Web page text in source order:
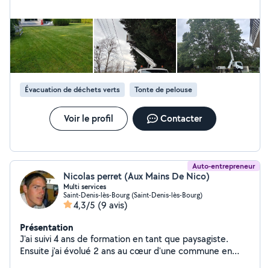
Évacuation de déchets verts Tonte de pelouse
Voir le profil Contacter
Auto-entrepreneur
Nicolas perret (Aux Mains De Nico)
Multi services
Saint-Denis-lès-Bourg (Saint-Denis-lès-Bourg)
4,3/5 (9 avis)
Présentation
J'ai suivi 4 ans de formation en tant que paysagiste.
Ensuite j'ai évolué 2 ans au cœur d'une commune en